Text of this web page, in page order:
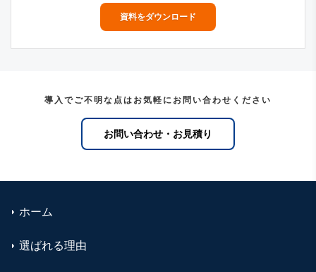
資料をダウンロード
導入でご不明な点はお気軽にお問い合わせください
お問い合わせ・お見積り
ホーム
選ばれる理由